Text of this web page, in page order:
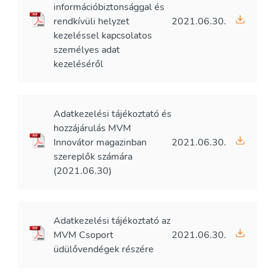
információbiztonsággal és
rendkívüli helyzet
kezeléssel kapcsolatos
személyes adat
kezeléséről
2021.06.30.
Adatkezelési tájékoztató és
hozzájárulás MVM
Innovátor magazinban
szereplők számára
(2021.06.30)
2021.06.30.
Adatkezelési tájékoztató az
MVM Csoport
üdülővendégek részére
2021.06.30.